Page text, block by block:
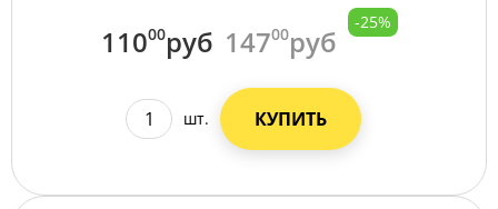
11000руб 14700руб
-25%
шт. КУПИТЬ